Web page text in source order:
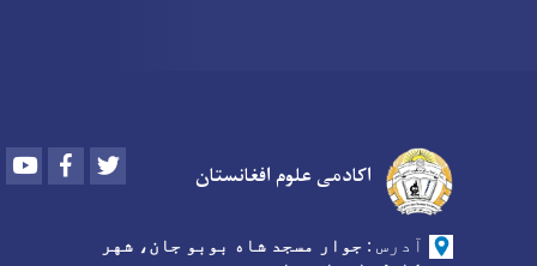
اکادمی علوم افغانستان Youtube Facebook
آدرس : جوار مسجد شاه بوبو جان، شهر